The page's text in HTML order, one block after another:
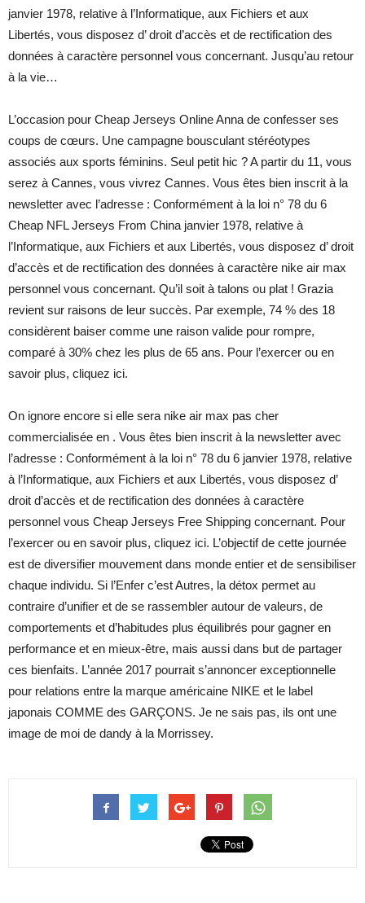
janvier 1978, relative à l’Informatique, aux Fichiers et aux
Libertés, vous disposez d’ droit d’accès et de rectification des
données à caractère personnel vous concernant. Jusqu’au retour
à la vie…
L’occasion pour Cheap Jerseys Online Anna de confesser ses
coups de cœurs. Une campagne bousculant stéréotypes
associés aux sports féminins. Seul petit hic ? A partir du 11, vous
serez à Cannes, vous vivrez Cannes. Vous êtes bien inscrit à la
newsletter avec l’adresse : Conformément à la loi n° 78 du 6
Cheap NFL Jerseys From China janvier 1978, relative à
l’Informatique, aux Fichiers et aux Libertés, vous disposez d’ droit
d’accès et de rectification des données à caractère nike air max
personnel vous concernant. Qu’il soit à talons ou plat ! Grazia
revient sur raisons de leur succès. Par exemple, 74 % des 18
considèrent baiser comme une raison valide pour rompre,
comparé à 30% chez les plus de 65 ans. Pour l’exercer ou en
savoir plus, cliquez ici.
On ignore encore si elle sera nike air max pas cher
commercialisée en . Vous êtes bien inscrit à la newsletter avec
l’adresse : Conformément à la loi n° 78 du 6 janvier 1978, relative
à l’Informatique, aux Fichiers et aux Libertés, vous disposez d’
droit d’accès et de rectification des données à caractère
personnel vous Cheap Jerseys Free Shipping concernant. Pour
l’exercer ou en savoir plus, cliquez ici. L’objectif de cette journée
est de diversifier mouvement dans monde entier et de sensibiliser
chaque individu. Si l’Enfer c’est Autres, la détox permet au
contraire d’unifier et de se rassembler autour de valeurs, de
comportements et d’habitudes plus équilibrés pour gagner en
performance et en mieux-­être, mais aussi dans but de partager
ces bienfaits. L’année 2017 pourrait s’annoncer exceptionnelle
pour relations entre la marque américaine NIKE et le label
japonais COMME des GARÇONS. Je ne sais pas, ils ont une
image de moi de dandy à la Morrissey.